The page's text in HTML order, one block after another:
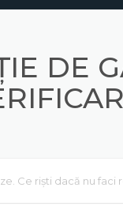
DE
Ce riști dacă nu faci